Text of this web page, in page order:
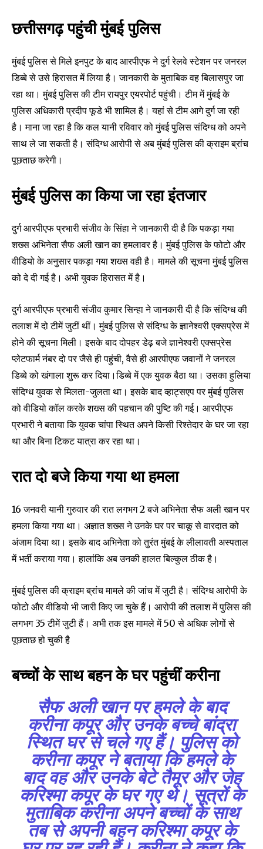
Join our community of
SUBSCRIBERS and be part of the
conversation.
To subscribe, simply enter your email address on our website
or click the subscribe button below. Don't worry, we respect
your privacy and won't spam your inbox. Your information is
safe with us.
SUBSCRIBE
I've read and accept thePrivacy Policy
छत्तीसगढ़ पहुंची मुंबई पुलिस
मुंबई पुलिस से मिले इनपुट के बाद आरपीएफ ने दुर्ग रेलवे स्टेशन पर जनरल
डिब्बे से उसे हिरासत में लिया है। जानकारी के मुताबिक वह बिलासपुर जा
रहा था। मुंबई पुलिस की टीम रायपुर एयरपोर्ट पहुंची। टीम में मुंबई के
पुलिस अधिकारी प्रदीप फूडे भी शामिल है। यहां से टीम आगे दुर्ग जा रही
है। माना जा रहा है कि कल यानी रविवार को मुंबई पुलिस संदिग्ध को अपने
साथ ले जा सकती है। संदिग्ध आरोपी से अब मुंबई पुलिस की क्राइम ब्रांच
पूछताछ करेगी।
मुंबई पुलिस का किया जा रहा इंतजार
दुर्ग आरपीएफ प्रभारी संजीव के सिंहा ने जानकारी दी है कि पकड़ा गया
शख्स अभिनेता सैफ अली खान का हमलावर है। मुंबई पुलिस के फोटो और
वीडियो के अनुसार पकड़ा गया शख्स वही है। मामले की सूचना मुंबई पुलिस
को दे दी गई है। अभी युवक हिरासत में है।
दुर्ग आरपीएफ प्रभारी संजीव कुमार सिन्हा ने जानकारी दी है कि संदिग्ध की
तलाश में दो टीमें जुटीं थीं। मुंबई पुलिस से संदिग्ध के ज्ञानेश्वरी एक्सप्रेस में
होने की सूचना मिली। इसके बाद दोपहर डेढ़ बजे ज्ञानेश्वरी एक्सप्रेस
प्लेटफार्म नंबर दो पर जैसे ही पहुंची, वैसे ही आरपीएफ जवानों ने जनरल
डिब्बे को खंगाला शुरू कर दिया।डिब्बे में एक युवक बैठा था। उसका हुलिया
संदिग्ध युवक से मिलता-जुलता था। इसके बाद व्हाट्सएप पर मुंबई पुलिस
को वीडियो कॉल करके शख्स की पहचान की पुष्टि की गई। आरपीएफ
प्रभारी ने बताया कि युवक चांपा स्थित अपने किसी रिश्तेदार के घर जा रहा
था और बिना टिकट यात्रा कर रहा था।
रात दो बजे किया गया था हमला
16 जनवरी यानी गुरुवार की रात लगभग 2 बजे अभिनेता सैफ अली खान पर
हमला किया गया था। अज्ञात शख्स ने उनके घर पर चाकू से वारदात को
अंजाम दिया था। इसके बाद अभिनेता को तुरंत मुंबई के लीलावती अस्पताल
में भर्ती कराया गया। हालांकि अब उनकी हालत बिल्कुल ठीक है।
मुंबई पुलिस की क्राइम ब्रांच मामले की जांच में जुटी है। संदिग्ध आरोपी के
फोटो और वीडियो भी जारी किए जा चुके हैं। आरोपी की तलाश में पुलिस की
लगभग 35 टीमें जुटी हैं। अभी तक इस मामले में 50 से अधिक लोगों से
पूछताछ हो चुकी है
बच्चों के साथ बहन के घर पहुंचीं करीना
सैफ अली खान पर हमले के बाद
करीना कपूर और उनके बच्चे बांद्रा
स्थित घर से चले गए हैं। पुलिस को
करीना कपूर ने बताया कि हमले के
बाद वह और उनके बेटे तैमूर और जेह
करिश्मा कपूर के घर गए थे। सूत्रों के
मुताबिक करीना अपने बच्चों के साथ
तब से अपनी बहन करिश्मा कपूर के